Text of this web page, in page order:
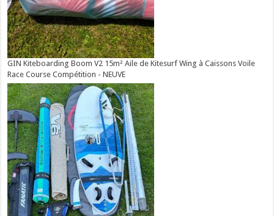
GIN Kiteboarding Boom V2 15m² Aile de Kitesurf Wing à Caissons Voile
Race Course Compétition - NEUVE